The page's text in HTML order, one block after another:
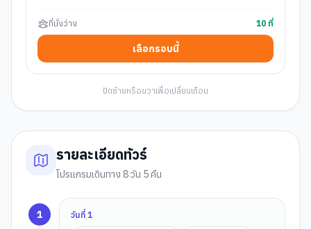
ที่นั่งว่าง 10 ที่
เลือกรอบนี้
ปัดซ้ายหรือขวาเพื่อเปลี่ยนเดือน
รายละเอียดทัวร์
โปรแกรมเดินทาง 8 วัน 5 คืน
1 วันที่1